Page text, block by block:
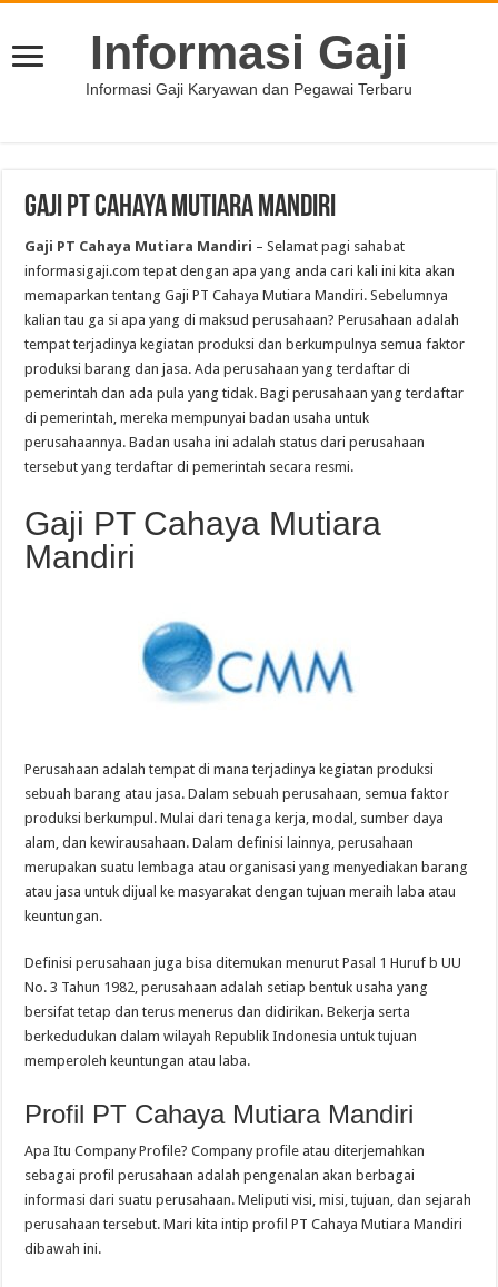
Informasi Gaji
Informasi Gaji Karyawan dan Pegawai Terbaru
Gaji PT Cahaya Mutiara Mandiri
Gaji PT Cahaya Mutiara Mandiri – Selamat pagi sahabat
informasigaji.com tepat dengan apa yang anda cari kali ini kita akan
memaparkan tentang Gaji PT Cahaya Mutiara Mandiri. Sebelumnya
kalian tau ga si apa yang di maksud perusahaan? Perusahaan adalah
tempat terjadinya kegiatan produksi dan berkumpulnya semua faktor
produksi barang dan jasa. Ada perusahaan yang terdaftar di
pemerintah dan ada pula yang tidak. Bagi perusahaan yang terdaftar
di pemerintah, mereka mempunyai badan usaha untuk
perusahaannya. Badan usaha ini adalah status dari perusahaan
tersebut yang terdaftar di pemerintah secara resmi.
Gaji PT Cahaya Mutiara
Mandiri
Perusahaan adalah tempat di mana terjadinya kegiatan produksi
sebuah barang atau jasa. Dalam sebuah perusahaan, semua faktor
produksi berkumpul. Mulai dari tenaga kerja, modal, sumber daya
alam, dan kewirausahaan. Dalam definisi lainnya, perusahaan
merupakan suatu lembaga atau organisasi yang menyediakan barang
atau jasa untuk dijual ke masyarakat dengan tujuan meraih laba atau
keuntungan.
Definisi perusahaan juga bisa ditemukan menurut Pasal 1 Huruf b UU
No. 3 Tahun 1982, perusahaan adalah setiap bentuk usaha yang
bersifat tetap dan terus menerus dan didirikan. Bekerja serta
berkedudukan dalam wilayah Republik Indonesia untuk tujuan
memperoleh keuntungan atau laba.
Profil PT Cahaya Mutiara Mandiri
Apa Itu Company Profile? Company profile atau diterjemahkan
sebagai profil perusahaan adalah pengenalan akan berbagai
informasi dari suatu perusahaan. Meliputi visi, misi, tujuan, dan sejarah
perusahaan tersebut. Mari kita intip profil PT Cahaya Mutiara Mandiri
dibawah ini.